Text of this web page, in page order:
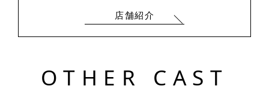
店舗紹介
OT H E R C A S T